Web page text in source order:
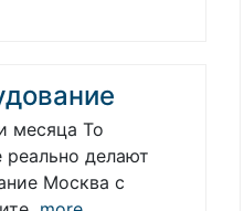
месяца То
делают
Москва с